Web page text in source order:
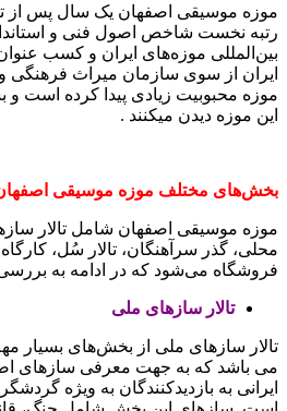
موزه موسیقی اصفهان یک سال پس
رتبه نخست شاخص اصول فنی و
بین‌المللی موزه‌های ایران و کسب
ایران از سوی سازمان میراث
موزه محبوبیت زیادی پیدا کرده است و
این موزه دیدن میکنند .
بخش‌های مختلف موزه موسیقی
موزه موسیقی اصفهان شامل تالار
محلی، گذر سرآهنگان، تالار سُل،
فروشگاه می‌شود که در ادامه به
تالار سازهای ملی
تالار سازهای ملی از بخش‌های بسیار
می باشد که به‌ جهت معرفی سازهای
ایرانی به بازدیدکنندگان به‌ ویژه